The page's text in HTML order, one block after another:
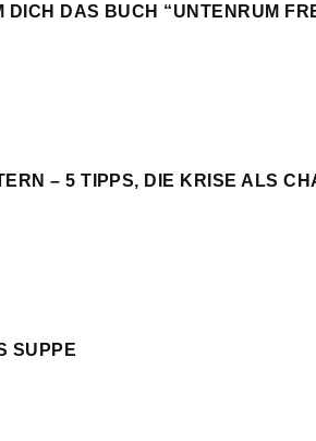
DICH DAS BUCH “UNTENRUM
– 5 TIPPS, DIE KRISE ALS
SUPPE